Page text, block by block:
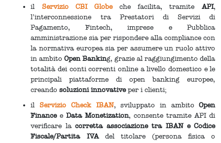
il Servizio CBI Globeche facilita, tramite API,
l’interconnessione tra Prestatori di Servizi di
Pagamento, Fintech, imprese e Pubblica
amministrazione sia per rispondere alla compliance con
la normativa europea sia per assumere un ruolo attivo
in ambitoOpen Banking, grazie al raggiungimento della
totalità dei conti correnti online a livello domestico e le
principali piattaforme di open banking europee,
creandosoluzioni innovativeper i clienti;
ilServizio Check IBAN, sviluppato in ambitoOpen
FinanceeData Monetization, consente tramite API di
verificare lacorretta associazione tra IBAN e Codice
Fiscale/Partita IVA del titolare (persona fisica o